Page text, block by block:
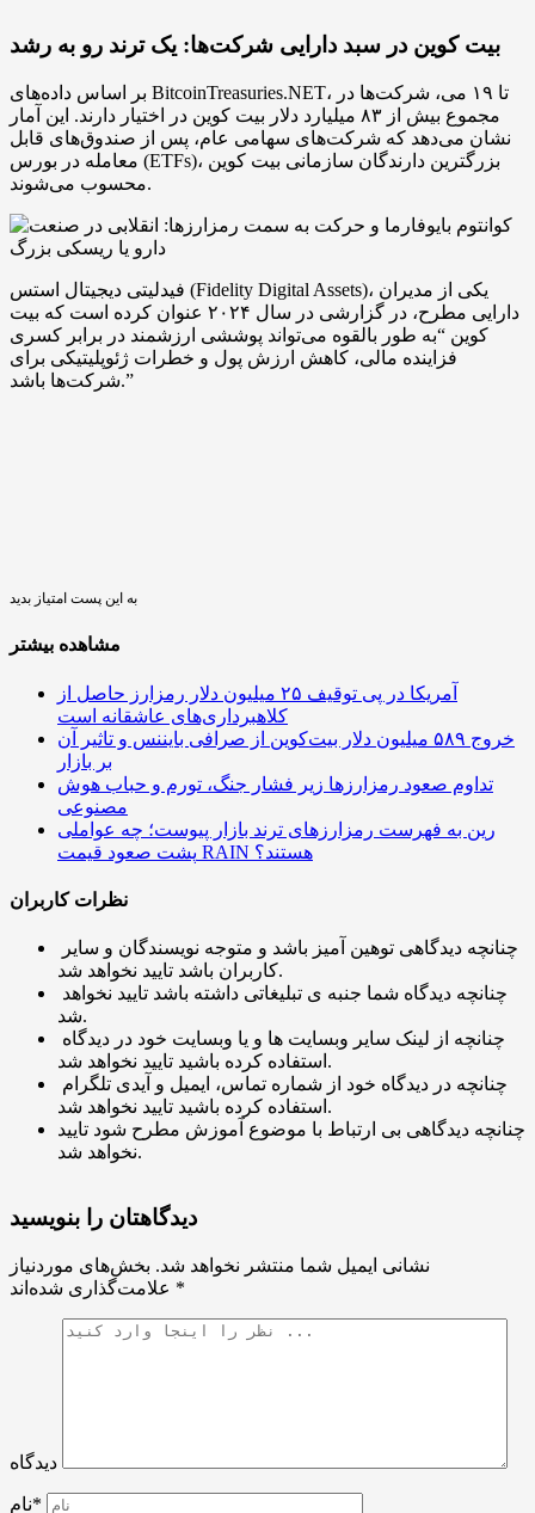
بیت کوین در سبد دارایی شرکت‌ها: یک ترند رو به رشد
بر اساس داده‌های BitcoinTreasuries.NET، تا ۱۹ می، شرکت‌ها در
مجموع بیش از ۸۳ میلیارد دلار بیت کوین در اختیار دارند. این آمار
نشان می‌دهد که شرکت‌های سهامی عام، پس از صندوق‌های قابل
معامله در بورس (ETFs)، بزرگترین دارندگان سازمانی بیت کوین
محسوب می‌شوند.
فیدلیتی دیجیتال استس (Fidelity Digital Assets)، یکی از مدیران
دارایی مطرح، در گزارشی در سال ۲۰۲۴ عنوان کرده است که بیت
کوین “به طور بالقوه می‌تواند پوششی ارزشمند در برابر کسری
فزاینده مالی، کاهش ارزش پول و خطرات ژئوپلیتیکی برای
شرکت‌ها باشد.”
به این پست امتیاز بدید
مشاهده بیشتر
آمریکا در پی توقیف ۲۵ میلیون دلار رمزارز حاصل از
کلاهبرداری‌های عاشقانه است
خروج ۵۸۹ میلیون دلار بیت‌کوین از صرافی بایننس و تاثیر آن
بر بازار
تداوم صعود رمزارزها زیر فشار جنگ، تورم و حباب هوش
مصنوعی
رین به فهرست رمزارزهای ترند بازار پیوست؛ چه عواملی
پشت صعود قیمت RAIN هستند؟
نظرات کاربران
کاربران باشد تایید نخواهد شد.
شد.
استفاده کرده باشید تایید نخواهد شد.
استفاده کرده باشید تایید نخواهد شد.
چنانچه دیدگاهی بی ارتباط با موضوع آموزش مطرح شود تایید
نخواهد شد.
دیدگاهتان را بنویسید
نشانی ایمیل شما منتشر نخواهد شد. بخش‌های موردنیاز
*
دیدگاه
نام*